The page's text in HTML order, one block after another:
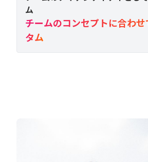
ム
チームのコンセプトに合わ
タム